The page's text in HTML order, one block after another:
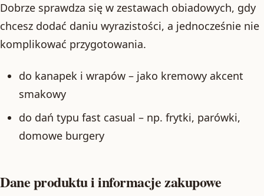
Dobrze sprawdza się w zestawach obiadowych, gdy
chcesz dodać daniu wyrazistości, a jednocześnie nie
komplikować przygotowania.
do kanapek i wrapów – jako kremowy akcent
smakowy
do dań typu fast casual – np. frytki, parówki,
domowe burgery
Dane produktu i informacje zakupowe